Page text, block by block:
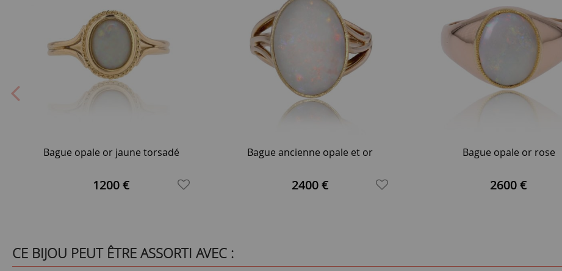
Bague opale or jaune torsadé
1200 €
Bague ancienne opale et or
2400 €
Bague opale or rose
2600 €
CE BIJOU PEUT ÊTRE ASSORTI AVEC :